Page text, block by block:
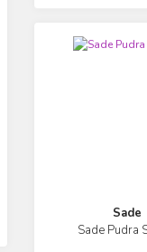
Sade
Sade Pudra